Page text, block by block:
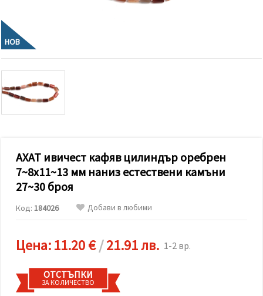
да
анализираме
трафика и
да
показваме
съдържание
и реклами,
включително
с помощта
маркетинг.
Можеш да
използваме
всички
като
натиснеш
всички!"
или да
посочиш
НОВ
АХАТ ивичест кафяв цилиндър оребрен
7~8x11~13 мм наниз естествени камъни
27~30 броя
Код: 184026 Добави в любими
Цена:11.20 €/21.91 лв. 1-2 вр.
ОТСТЪПКИ
ЗА КОЛИЧЕСТВО